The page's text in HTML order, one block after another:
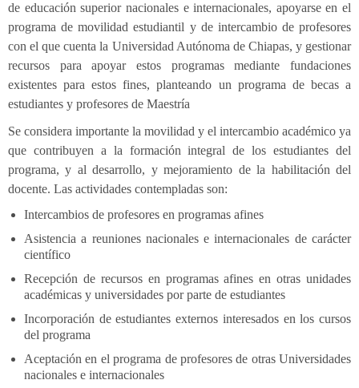
de educación superior nacionales e internacionales, apoyarse en el
programa de movilidad estudiantil y de intercambio de profesores
con el que cuenta la Universidad Autónoma de Chiapas, y gestionar
recursos para apoyar estos programas mediante fundaciones
existentes para estos fines, planteando un programa de becas a
estudiantes y profesores de Maestría
Se considera importante la movilidad y el intercambio académico ya
que contribuyen a la formación integral de los estudiantes del
programa, y al desarrollo, y mejoramiento de la habilitación del
docente. Las actividades contempladas son:
Intercambios de profesores en programas afines
Asistencia a reuniones nacionales e internacionales de carácter
científico
Recepción de recursos en programas afines en otras unidades
académicas y universidades por parte de estudiantes
Incorporación de estudiantes externos interesados en los cursos
del programa
Aceptación en el programa de profesores de otras Universidades
nacionales e internacionales